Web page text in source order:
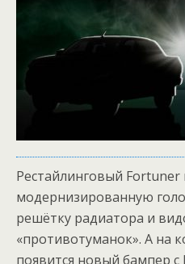
Рестайлинговый Fortuner
модернизированную
решётку радиатора и
«противотуманок». А на
появится новый бампер